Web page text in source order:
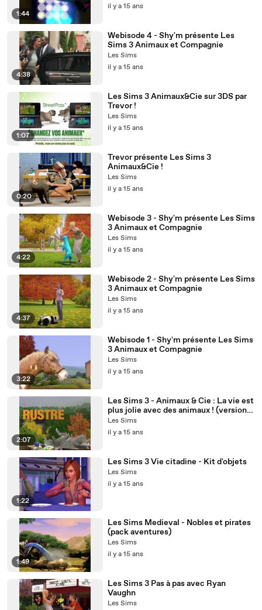
1:44
il y a 15 ans
4:38
Webisode 4 - Shy'm présente Les
Sims 3 Animaux et Compagnie
Les Sims
il y a 15 ans
1:07
Les Sims 3 Animaux&Cie sur 3DS par
Trevor !
Les Sims
il y a 15 ans
0:20
Trevor présente Les Sims 3
Animaux&Cie !
Les Sims
il y a 15 ans
4:22
Webisode 3 - Shy'm présente Les Sims
3 Animaux et Compagnie
Les Sims
il y a 15 ans
4:37
Webisode 2 - Shy'm présente Les Sims
3 Animaux et Compagnie
Les Sims
il y a 15 ans
3:22
Webisode 1 - Shy'm présente Les Sims
3 Animaux et Compagnie
Les Sims
il y a 15 ans
2:07
Les Sims 3 - Animaux & Cie : La vie est
plus jolie avec des animaux ! (version
PC)
Les Sims
il y a 15 ans
1:22
Les Sims 3 Vie citadine - Kit d'objets
Les Sims
il y a 15 ans
1:49
Les Sims Medieval - Nobles et pirates
(pack aventures)
Les Sims
il y a 15 ans
Les Sims 3 Pas à pas avec Ryan
Vaughn
Les Sims